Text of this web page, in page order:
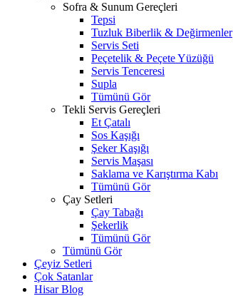
Sofra & Sunum Gereçleri
Tepsi
Tuzluk Biberlik & Değirmenler
Servis Seti
Peçetelik & Peçete Yüzüğü
Servis Tenceresi
Supla
Tümünü Gör
Tekli Servis Gereçleri
Et Çatalı
Sos Kaşığı
Şeker Kaşığı
Servis Maşası
Saklama ve Karıştırma Kabı
Tümünü Gör
Çay Setleri
Çay Tabağı
Şekerlik
Tümünü Gör
Tümünü Gör
Çeyiz Setleri
Çok Satanlar
Hisar Blog